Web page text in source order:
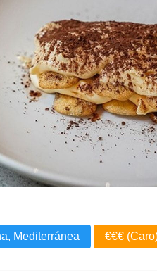
Mediterránea €€€